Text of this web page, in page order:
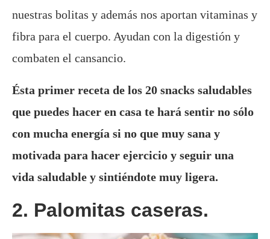
nuestras bolitas y además nos aportan vitaminas y
fibra para el cuerpo. Ayudan con la digestión y
combaten el cansancio.
Ésta primer receta de los 20 snacks saludables
que puedes hacer en casa te hará sentir no sólo
con mucha energía si no que muy sana y
motivada para hacer ejercicio y seguir una
vida saludable y sintiéndote muy ligera.
2. Palomitas caseras.